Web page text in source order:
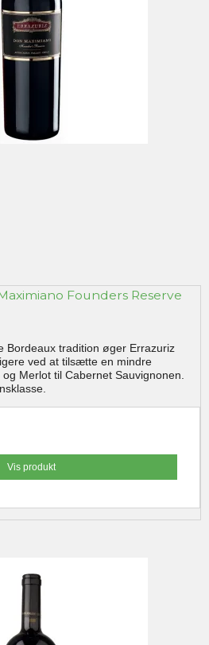
Founders Reserve
Bordeaux tradition øger Errazuriz
ved at tilsætte en mindre
Merlot til Cabernet Sauvignonen.
Vis produkt